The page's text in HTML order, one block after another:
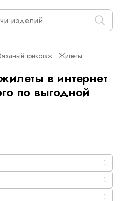
трикотаж Жилеты
в интернет
по выгодной